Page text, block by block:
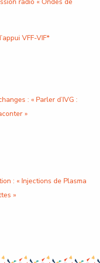
VFF-VIF*
: « Parler d’IVG :
»
: « Injections de Plasma
»